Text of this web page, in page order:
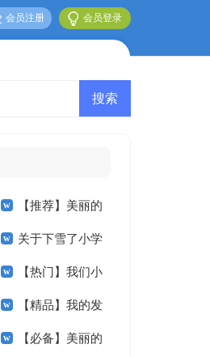
会员登录
会员注册
【推荐】美丽的
小学作文合集7篇
关于下雪了小学
作文400字五篇
【热门】我们小
学作文合集十篇
【精品】我的发
明小学作文三篇
【必备】美丽的